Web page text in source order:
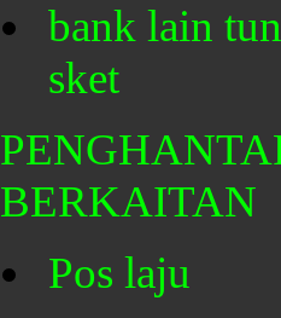
bank lain
sket
BERKAITAN
Pos laju